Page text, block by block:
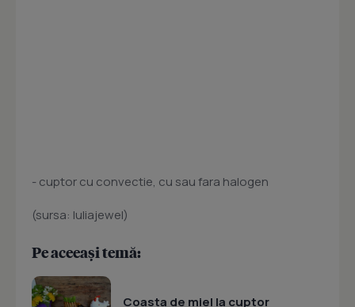
- cuptor cu convectie, cu sau fara halogen
(sursa: Iuliajewel)
Pe aceeași temă:
Coasta de miel la cuptor